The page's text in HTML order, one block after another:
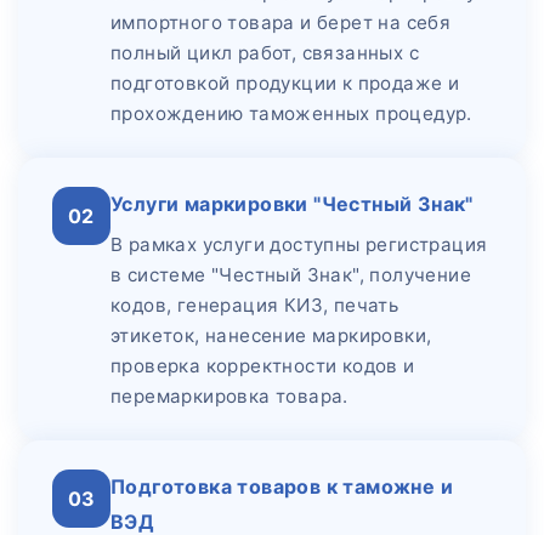
импортного товара и берет на себя
полный цикл работ, связанных с
подготовкой продукции к продаже и
прохождению таможенных процедур.
02 Услуги маркировки "Честный Знак"
В рамках услуги доступны регистрация
в системе "Честный Знак", получение
кодов, генерация КИЗ, печать
этикеток, нанесение маркировки,
проверка корректности кодов и
перемаркировка товара.
03
Подготовка товаров к таможне и
ВЭД